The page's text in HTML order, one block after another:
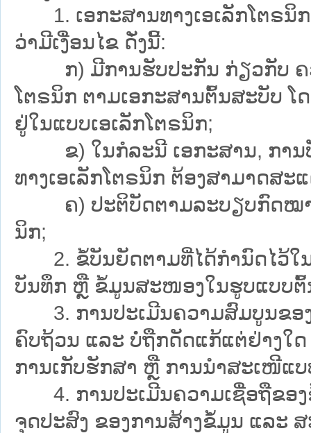
1. ເອກະສານທາງເອເລັກໂຕຣນິ
ວ່າມີເງື່ອນໄຂ ດັ່ງນີ້:
ກ) ມີການຮັບປະກັນ ກ່ຽວກັບ ຄວ
ໂຕຣນິກ ຕາມເອກະສານຕົ້ນສະບັບ ໂ
ຢູ່ໃນແບບເອເລັກໂຕຣນິກ;
ຂ) ໃນກໍລະນີ ເອກະສານ, ການ
ທາງເອເລັກໂຕຣນິກ ຕ້ອງສາມາດສ
ຄ) ປະຕິບັດຕາມລະບຽບກົດໝາຍ
ນິກ;
2. ຂໍ້ບັນຍັດຕາມທີ່ໄດ້ກຳນົດໄວ້ໃນ
ບັນທຶກ ຫຼື ຂໍ້ມູນສະໜອງໃນຮູບແບບຕົ້
3. ການປະເມີນຄວາມສົມບູນຂອງ
ຄົບຖ້ວນ ແລະ ບໍ່ຖືກດັດແກ້ແຕ່ຢ່າງໃ
ການເກັບຮັກສາ ຫຼື ການນຳສະເໜີແ
4. ການປະເມີນຄວາມເຊື່ອຖືຂອງ
ຈຸດປະສົງ ຂອງການສ້າງຂໍ້ມູນ ແລະ